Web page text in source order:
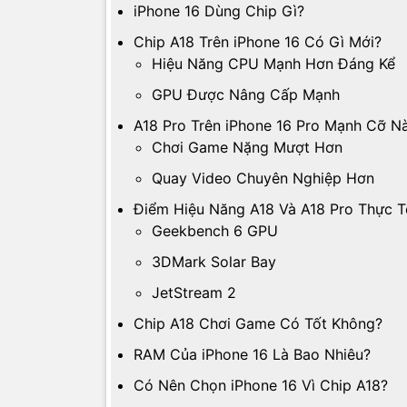
iPhone 16 Dùng Chip Gì?
Chip A18 Trên iPhone 16 Có Gì Mới?
Hiệu Năng CPU Mạnh Hơn Đáng Kể
GPU Được Nâng Cấp Mạnh
A18 Pro Trên iPhone 16 Pro Mạnh Cỡ
Chơi Game Nặng Mượt Hơn
Quay Video Chuyên Nghiệp Hơn
Điểm Hiệu Năng A18 Và A18 Pro Thực
Geekbench 6 GPU
3DMark Solar Bay
JetStream 2
Chip A18 Chơi Game Có Tốt Không?
RAM Của iPhone 16 Là Bao Nhiêu?
Có Nên Chọn iPhone 16 Vì Chip A18?